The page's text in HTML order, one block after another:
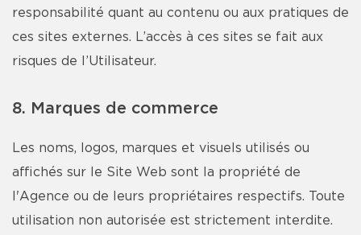
responsabilité quant au contenu ou aux pratiques de
ces sites externes. L’accès à ces sites se fait aux
risques de l’Utilisateur.
8. Marques de commerce
Les noms, logos, marques et visuels utilisés ou
affichés sur le Site Web sont la propriété de
l'Agence ou de leurs propriétaires respectifs. Toute
utilisation non autorisée est strictement interdite.